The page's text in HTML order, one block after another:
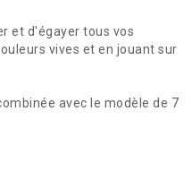
et d'égayer tous vos
vives et en jouant sur
avec le modèle de 7